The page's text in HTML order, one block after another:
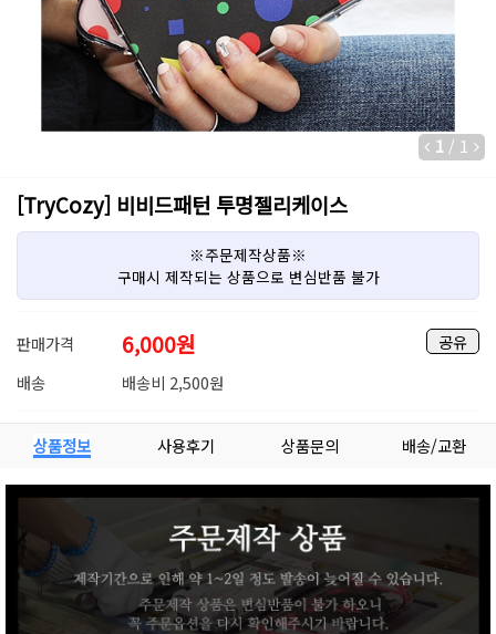
1 / 1
[TryCozy] 비비드패턴 투명젤리케이스
※주문제작상품※
구매시 제작되는 상품으로 변심반품 불가
공유
판매가격 6,000원
배송 배송비 2,500원
상품정보 사용후기 상품문의 배송/교환